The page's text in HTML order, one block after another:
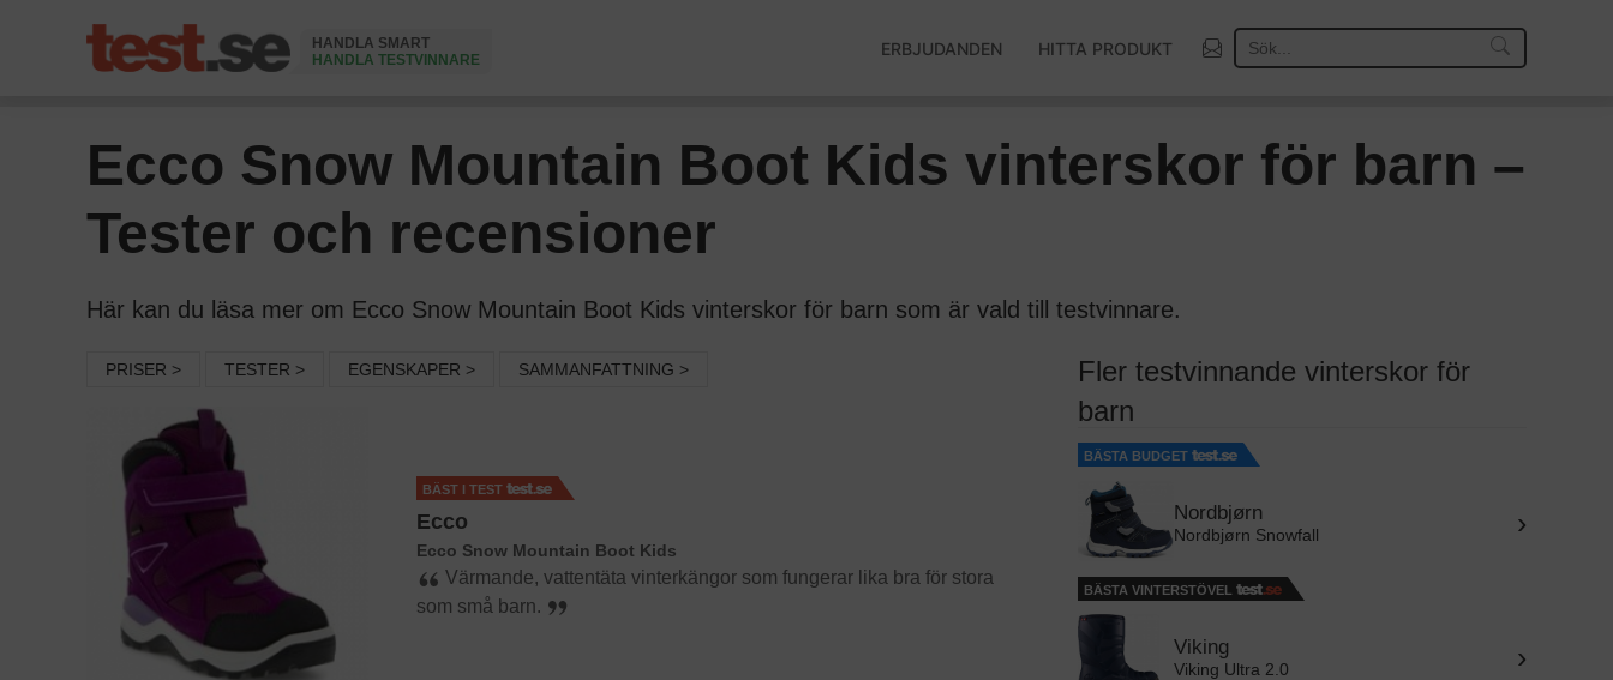
HANDLA SMART
HANDLA TESTVINNARE
ERBJUDANDEN HITTA PRODUKT
Ecco Snow Mountain Boot Kids vinterskor för barn –
Tester och recensioner
Här kan du läsa mer om Ecco Snow Mountain Boot Kids vinterskor för barn som är vald till testvinnare.
PRISER > TESTER > EGENSKAPER > SAMMANFATTNING >
BÄST I TEST
Ecco
Ecco Snow Mountain Boot Kids
Värmande, vattentäta vinterkängor som fungerar lika bra för stora
som små barn.
Fler testvinnande vinterskor för
barn
BÄSTA BUDGET
Nordbjørn
Nordbjørn Snowfall ›
BÄSTA VINTERSTÖVEL
Viking
Viking Ultra 2.0 ›